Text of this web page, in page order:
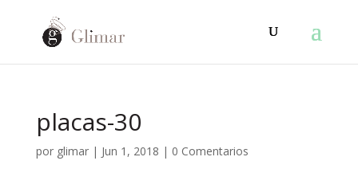
placas-30
por glimar| Jun 1, 2018 | 0 Comentarios